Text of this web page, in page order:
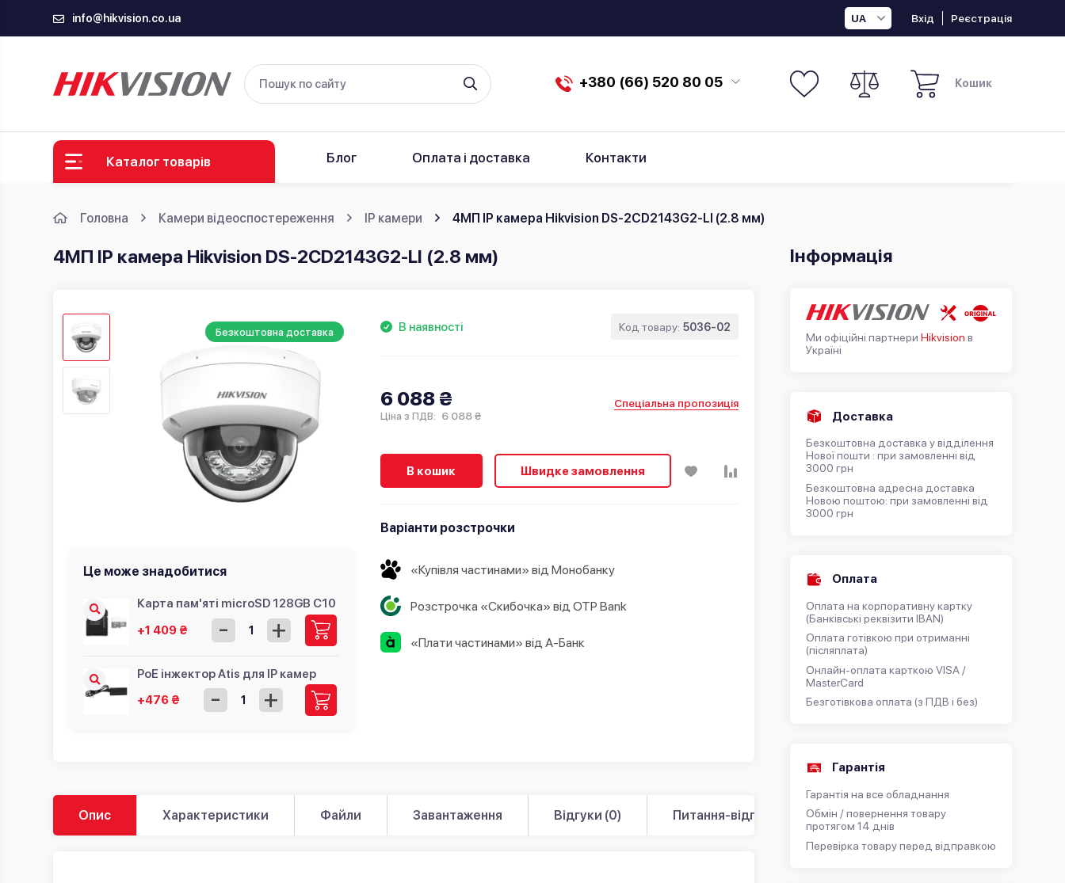
info@hikvision.co.ua UA Вхід Реєстрація
+380 (66) 520 80 05 Кошик
Каталог товарів Блог Оплата і доставка Контакти
Головна Камери відеоспостереження IP камери 4МП IP камера Hikvision DS-2CD2143G2-LI (2.8 мм)
Інформація
Ми офіційні партнери Hikvision в
Україні
Доставка
Безкоштовна доставка у відділення
Нової пошти : при замовленні від
3000 грн
Безкоштовна адресна доставка
Новою поштою: при замовленні від
3000 грн
Оплата
Оплата на корпоративну картку
(Банківські реквізити IBAN)
Оплата готівкою при отриманні
(післяплата)
Онлайн-оплата карткою VISA /
MasterCard
Безготівкова оплата (з ПДВ і без)
Гарантія
Гарантія на все обладнання
Обмін / повернення товару
протягом 14 днів
Перевірка товару перед відправкою
4МП IP камера Hikvision DS-2CD2143G2-LI (2.8 мм)
Безкоштовна доставка
Це може знадобитися
Карта пам'яті microSD 128GB C10
+1 409 ₴
- +
PoE інжектор Atis для IP камер
+476 ₴
- +
В наявності Код товару: 5036-02
6 088 ₴ Спеціальна пропозиція
Ціна з ПДВ: 6 088 ₴
В кошик Швидке замовлення
Варіанти розстрочки
«Купівля частинами» від Монобанку
Розстрочка «Скибочка» від OTP Bank
«Плати частинами» від А-Банк
Опис Характеристики Файли Завантаження Відгуки (0) Питання-відповідь (0)